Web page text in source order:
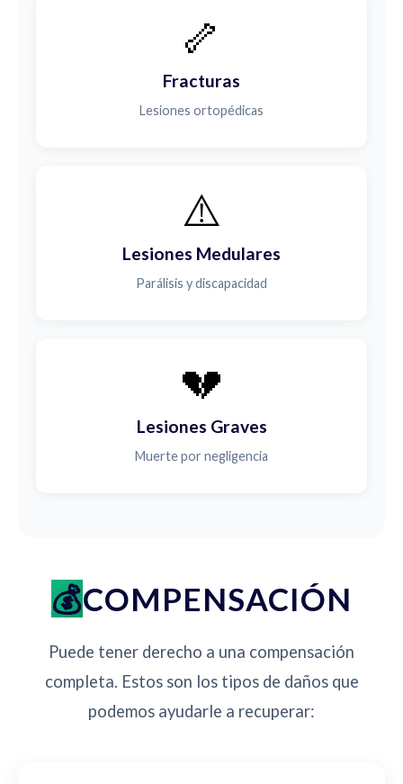
🦴
Fracturas
Lesiones ortopédicas
⚠️
Lesiones Medulares
Parálisis y discapacidad
💔
Lesiones Graves
Muerte por negligencia
COMPENSACIÓN
Puede tener derecho a una compensación
completa. Estos son los tipos de daños que
podemos ayudarle a recuperar: